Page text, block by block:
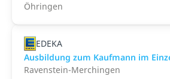
Öhringen
EDEKA
Ausbildung zum Kaufmann im
Ravenstein-Merchingen